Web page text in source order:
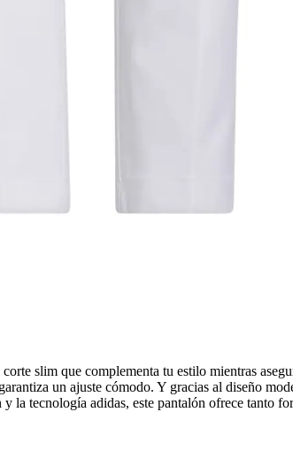
slim que complementa tu estilo mientras
un ajuste cómodo. Y gracias al diseño
la tecnología adidas, este pantalón ofrece tanto